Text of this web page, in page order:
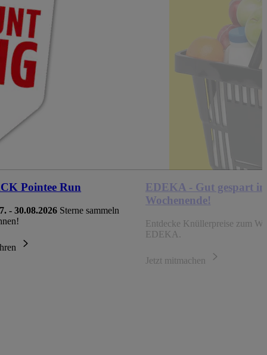
Pointee Run
- 30.08.2026 Sterne sammeln
EDEKA - Gut gespart
Wochenende!
Entdecke Knüllerpreise zum
EDEKA.
Jetzt mitmachen